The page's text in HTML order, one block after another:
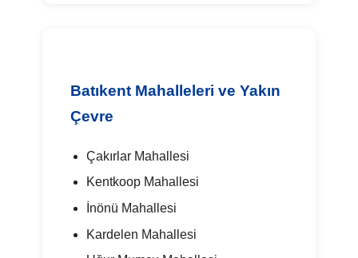
Batıkent Mahalleleri ve Yakın
Çevre
Çakırlar Mahallesi
Kentkoop Mahallesi
İnönü Mahallesi
Kardelen Mahallesi